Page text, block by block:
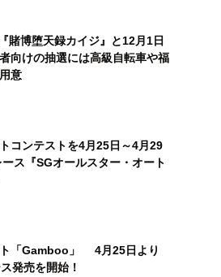
賭博堕天録カイジ』と12月1日
向けの抽選には高級自転車や福
意
コンテストを4月25日～4月29
ス『SGオールスター・オート
ト「Gamboo」 4月25日より
発売を開始！